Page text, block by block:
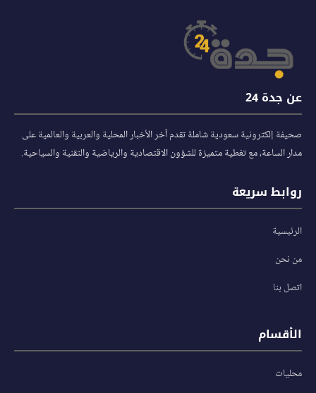
عن جدة 24
صحيفة إلكترونية سعودية شاملة تقدم آخر الأخبار المحلية والعربية والعالمية على
مدار الساعة، مع تغطية متميزة للشؤون الاقتصادية والرياضية والتقنية والسياحية.
روابط سريعة
الرئيسية
من نحن
اتصل بنا
الأقسام
محليات